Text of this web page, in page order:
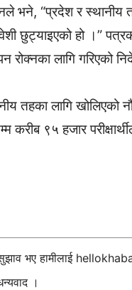
उनले भने, “प्रदेश र
छुट्याइएको हो ।”
रोक्नका लागि गरिएको
तहका लागि खोलिएको
करीब ९५ हजार
भए हामीलाई
।